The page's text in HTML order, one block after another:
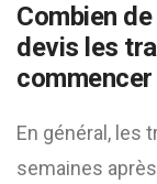
Combien
devis les
commencer
En général, les
semaines